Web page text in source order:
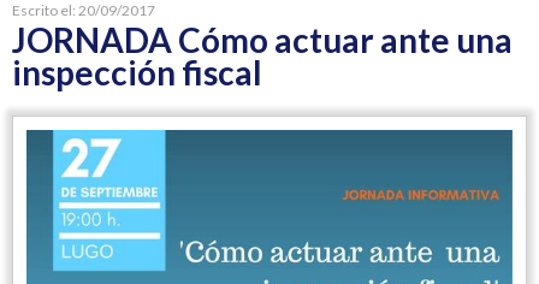
Escrito el: 20/09/2017
JORNADA Cómo actuar ante una
inspección fiscal